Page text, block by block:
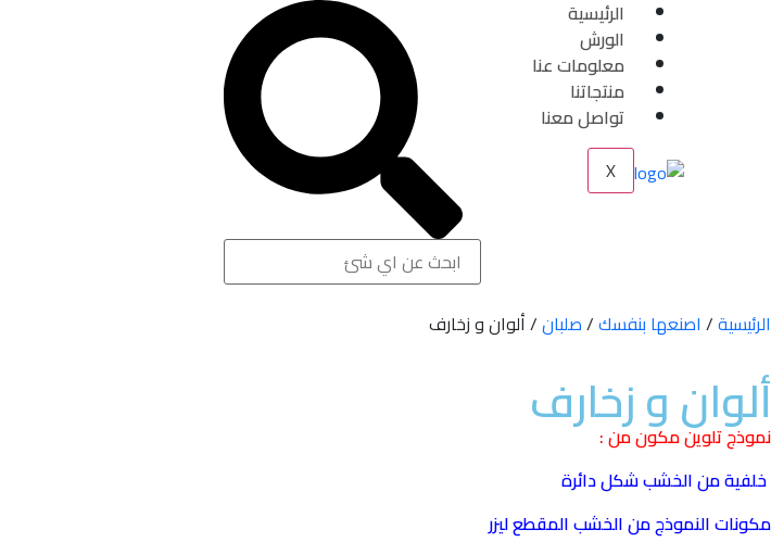
الرئيسية
الورش
معلومات عنا
منتجاتنا
تواصل معنا
X
الرئيسية/ اصنعها بنفسك/صلبان/ ألوان و زخارف
ألوان و زخارف
نموذج تلوين مكون من :
خلفية من الخشب شكل دائرة
مكونات النموذج من الخشب المقطع ليزر